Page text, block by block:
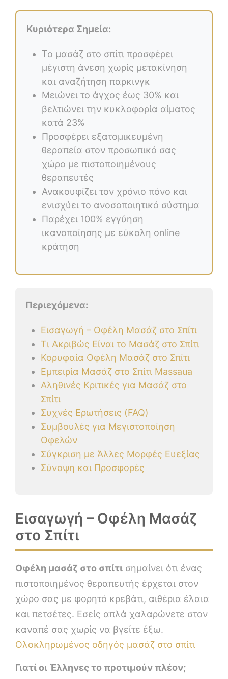
Κυριότερα Σημεία:
Το μασάζ στο σπίτι προσφέρει
μέγιστη άνεση χωρίς μετακίνηση
και αναζήτηση παρκινγκ
Μειώνει το άγχος έως 30% και
βελτιώνει την κυκλοφορία αίματος
κατά 23%
Προσφέρει εξατομικευμένη
θεραπεία στον προσωπικό σας
χώρο με πιστοποιημένους
θεραπευτές
Ανακουφίζει τον χρόνιο πόνο και
ενισχύει το ανοσοποιητικό σύστημα
Παρέχει 100% εγγύηση
ικανοποίησης με εύκολη online
κράτηση
Περιεχόμενα:
Εισαγωγή – Οφέλη Μασάζ στο Σπίτι
Τι Ακριβώς Είναι το Μασάζ στο Σπίτι
Κορυφαία Οφέλη Μασάζ στο Σπίτι
Εμπειρία Μασάζ στο Σπίτι Massaua
Αληθινές Κριτικές για Μασάζ στο
Σπίτι
Συχνές Ερωτήσεις (FAQ)
Συμβουλές για Μεγιστοποίηση
Οφελών
Σύγκριση με Άλλες Μορφές Ευεξίας
Σύνοψη και Προσφορές
Εισαγωγή – Οφέλη Μασάζ
στο Σπίτι
Οφέλη μασάζ στο σπίτι σημαίνει ότι ένας
πιστοποιημένος θεραπευτής έρχεται στον
χώρο σας με φορητό κρεβάτι, αιθέρια έλαια
και πετσέτες. Εσείς απλά χαλαρώνετε στον
καναπέ σας χωρίς να βγείτε έξω.
Ολοκληρωμένος οδηγός μασάζ στο σπίτι
Γιατί οι Έλληνες το προτιμούν πλέον;